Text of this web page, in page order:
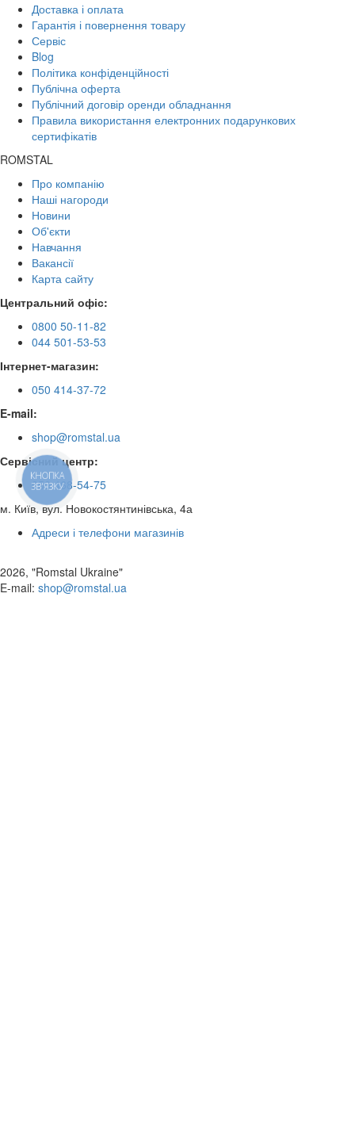
Доставка і оплата
Гарантія і повернення товару
Сервіс
Blog
Політика конфіденційності
Публічна оферта
Публічний договір оренди обладнання
Правила використання електронних подарункових
сертифікатів
ROMSTAL
Про компанію
Наші нагороди
Новини
Об'єкти
Навчання
Вакансії
Карта сайту
Центральний офіс:
0800 50-11-82
044 501-53-53
Інтернет-магазин:
050 414-37-72
E-mail:
shop@romstal.ua
Сервісний центр:
050 468-54-75
м. Київ, вул. Новокостянтинівська, 4а
Адреси і телефони магазинів
2026, "Romstal Ukraine"
​E-mail: shop@romstal.ua
КНОПКА
ЗВ'ЯЗКУ